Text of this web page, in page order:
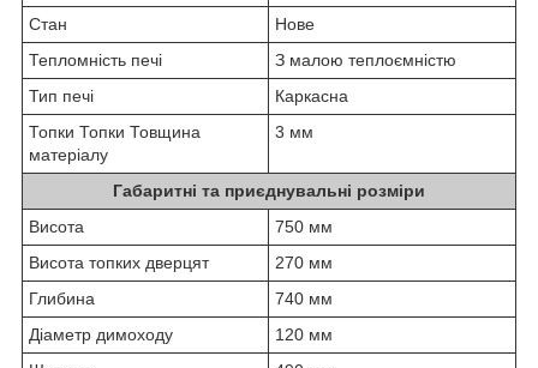
Стан
Нове
Тепломність печі
З малою теплоємністю
Тип печі
Каркасна
Топки Топки Товщина
матеріалу
3 мм
Габаритні та приєднувальні розміри
Висота
750 мм
Висота топких дверцят
270 мм
Глибина
740 мм
Діаметр димоходу
120 мм